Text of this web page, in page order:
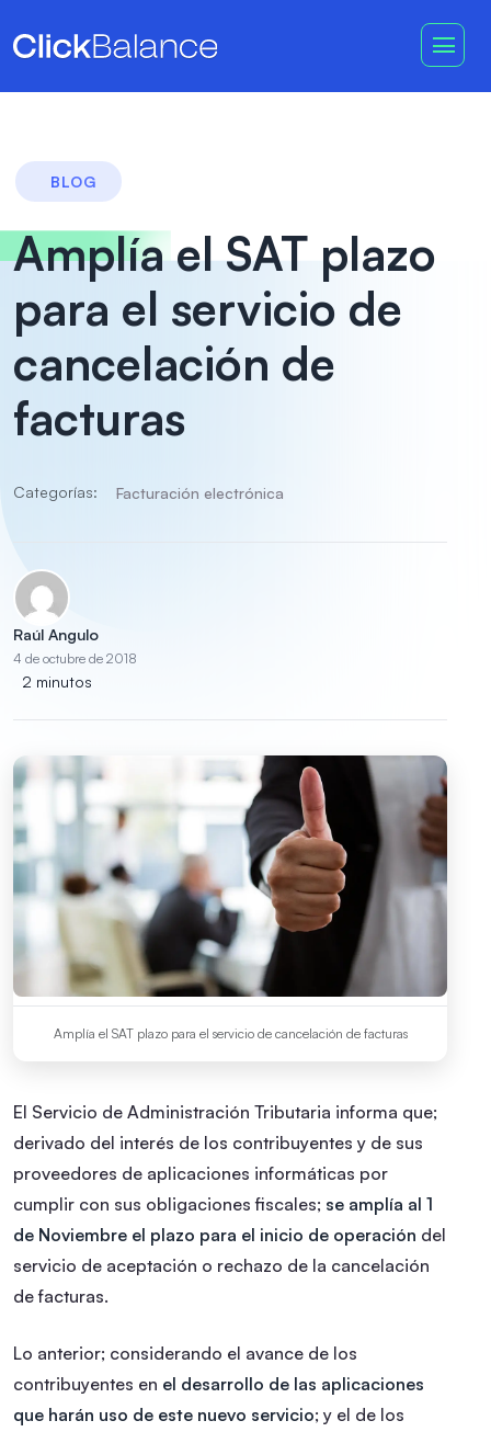
BLOG
Amplía el SAT plazo
para el servicio de
cancelación de
facturas
Categorías: Facturación electrónica
Raúl Angulo
4 de octubre de 2018
2 minutos
Amplía el SAT plazo para el servicio de cancelación de facturas
El Servicio de Administración Tributaria informa que;
derivado del interés de los contribuyentes y de sus
proveedores de aplicaciones informáticas por
cumplir con sus obligaciones fiscales; se amplía al 1
de Noviembre el plazo para el inicio de operación del
servicio de aceptación o rechazo de la cancelación
de facturas.
Lo anterior; considerando el avance de los
contribuyentes en el desarrollo de las aplicaciones
que harán uso de este nuevo servicio; y el de los